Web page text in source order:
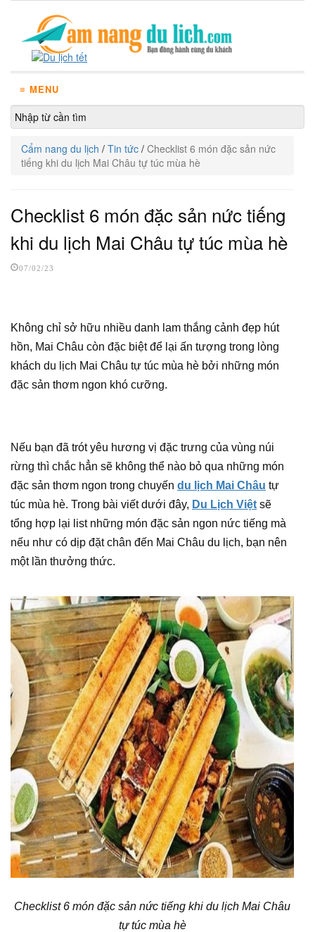
≡ MENU
Cẩm nang du lịch / Tin tức / Checklist 6 món đặc sản nức
tiếng khi du lịch Mai Châu tự túc mùa hè
Checklist 6 món đặc sản nức tiếng
khi du lịch Mai Châu tự túc mùa hè
07/02/23
Không chỉ sở hữu nhiều danh lam thắng cảnh đẹp hút
hồn, Mai Châu còn đặc biệt để lại ấn tượng trong lòng
khách du lịch Mai Châu tự túc mùa hè bởi những món
đặc sản thơm ngon khó cưỡng.
Nếu bạn đã trót yêu hương vị đặc trưng của vùng núi
rừng thì chắc hẳn sẽ không thể nào bỏ qua những món
đặc sản thơm ngon trong chuyến du lịch Mai Châu tự
túc mùa hè. Trong bài viết dưới đây, Du Lịch Việt sẽ
tổng hợp lại list những món đặc sản ngon nức tiếng mà
nếu như có dịp đặt chân đến Mai Châu du lịch, bạn nên
một lần thưởng thức.
Checklist 6 món đặc sản nức tiếng khi du lịch Mai Châu
tự túc mùa hè